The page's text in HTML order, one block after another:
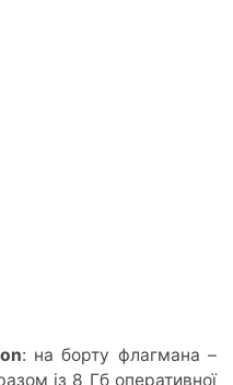
: на борту флагмана –
із 8 Гб оперативної